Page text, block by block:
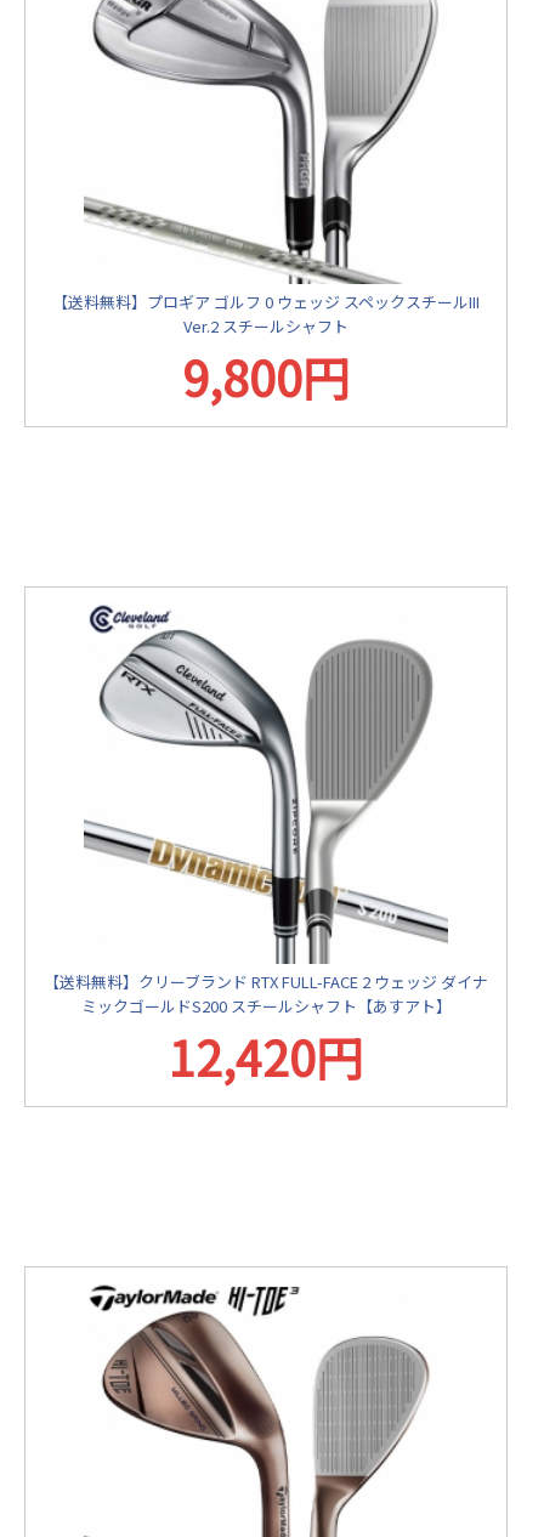
【送料無料】プロギア ゴルフ 0 ウェッジ スペックスチールIII
Ver.2 スチールシャフト
9,800円
【送料無料】クリーブランド RTX FULL-FACE 2 ウェッジ ダイナ
ミックゴールドS200 スチールシャフト【あすアト】
12,420円